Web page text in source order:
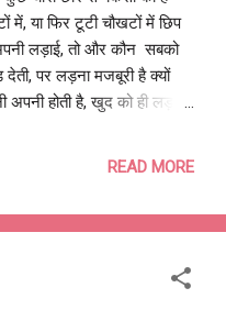
या फिर टूटी चौखटों में छिप
लड़ाई, तो और कौन सबको
पर लड़ना मजबूरी है क्यों
होती है, खुद को ही लड़ना
READ MORE